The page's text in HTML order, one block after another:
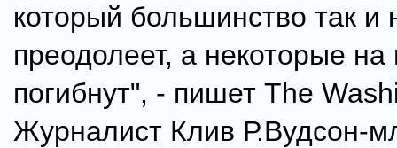
который большинство так и
преодолеет, а некоторые
погибнут", - пишет The
Журналист Клив Р.Вудсон-